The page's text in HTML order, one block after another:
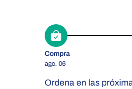
Compra
ago. 06
Ordena en las